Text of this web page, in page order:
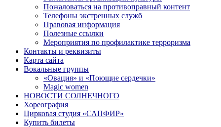
Пожаловаться на противоправный контент
Телефоны экстренных служб
Правовая информация
Полезные ссылки
Мероприятия по профилактике терроризма
Контакты и реквизиты
Карта сайта
Вокальные группы
«Овация» и «Поющие сердечки»
Magic women
НОВОСТИ СОЛНЕЧНОГО
Хореография
Цирковая студия «САПФИР»
Купить билеты